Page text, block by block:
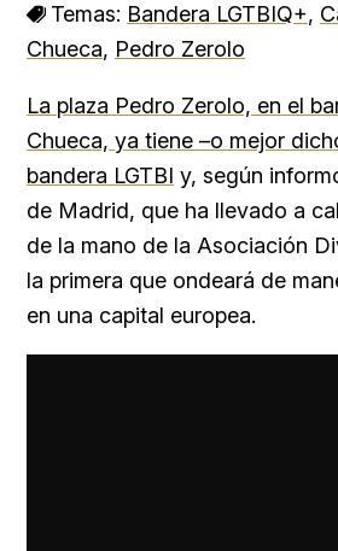
Temas: Bandera LGTBIQ+,
Chueca, Pedro Zerolo
La plaza Pedro Zerolo, en el
Chueca, ya tiene –o mejor
bandera LGTBI y, según
de Madrid, que ha llevado a
de la mano de la Asociación
la primera que ondeará de
en una capital europea.